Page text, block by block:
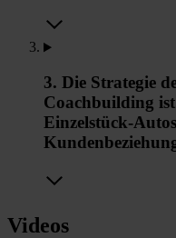
3. Die Strategie
Coachbuilding
Einzelstück-
Videos